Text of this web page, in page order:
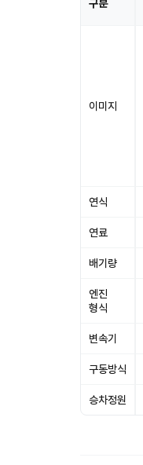
구분
이미지
연식
연료
배기량
엔진
형식
변속기
구동방식
승차정원